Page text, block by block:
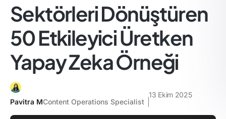
Sektörleri Dönüştüren
50 Etkileyici Üretken
Yapay Zeka Örneği
Pavitra MContent Operations Specialist
13 Ekim 2025